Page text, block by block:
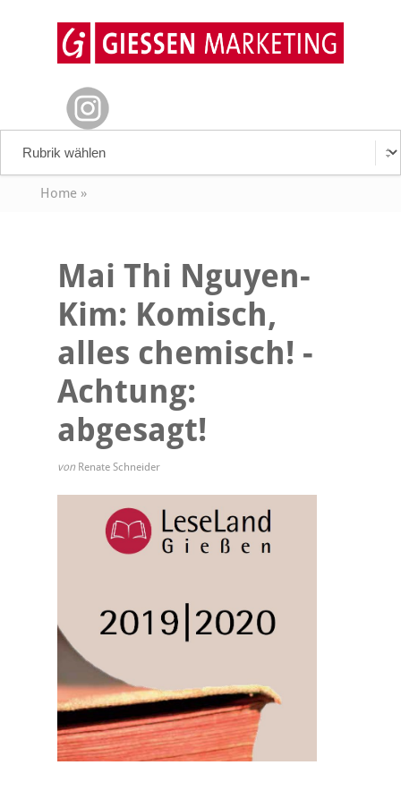
Home»
Mai Thi Nguyen-
Kim: Komisch,
alles chemisch! -
Achtung:
abgesagt!
von Renate Schneider